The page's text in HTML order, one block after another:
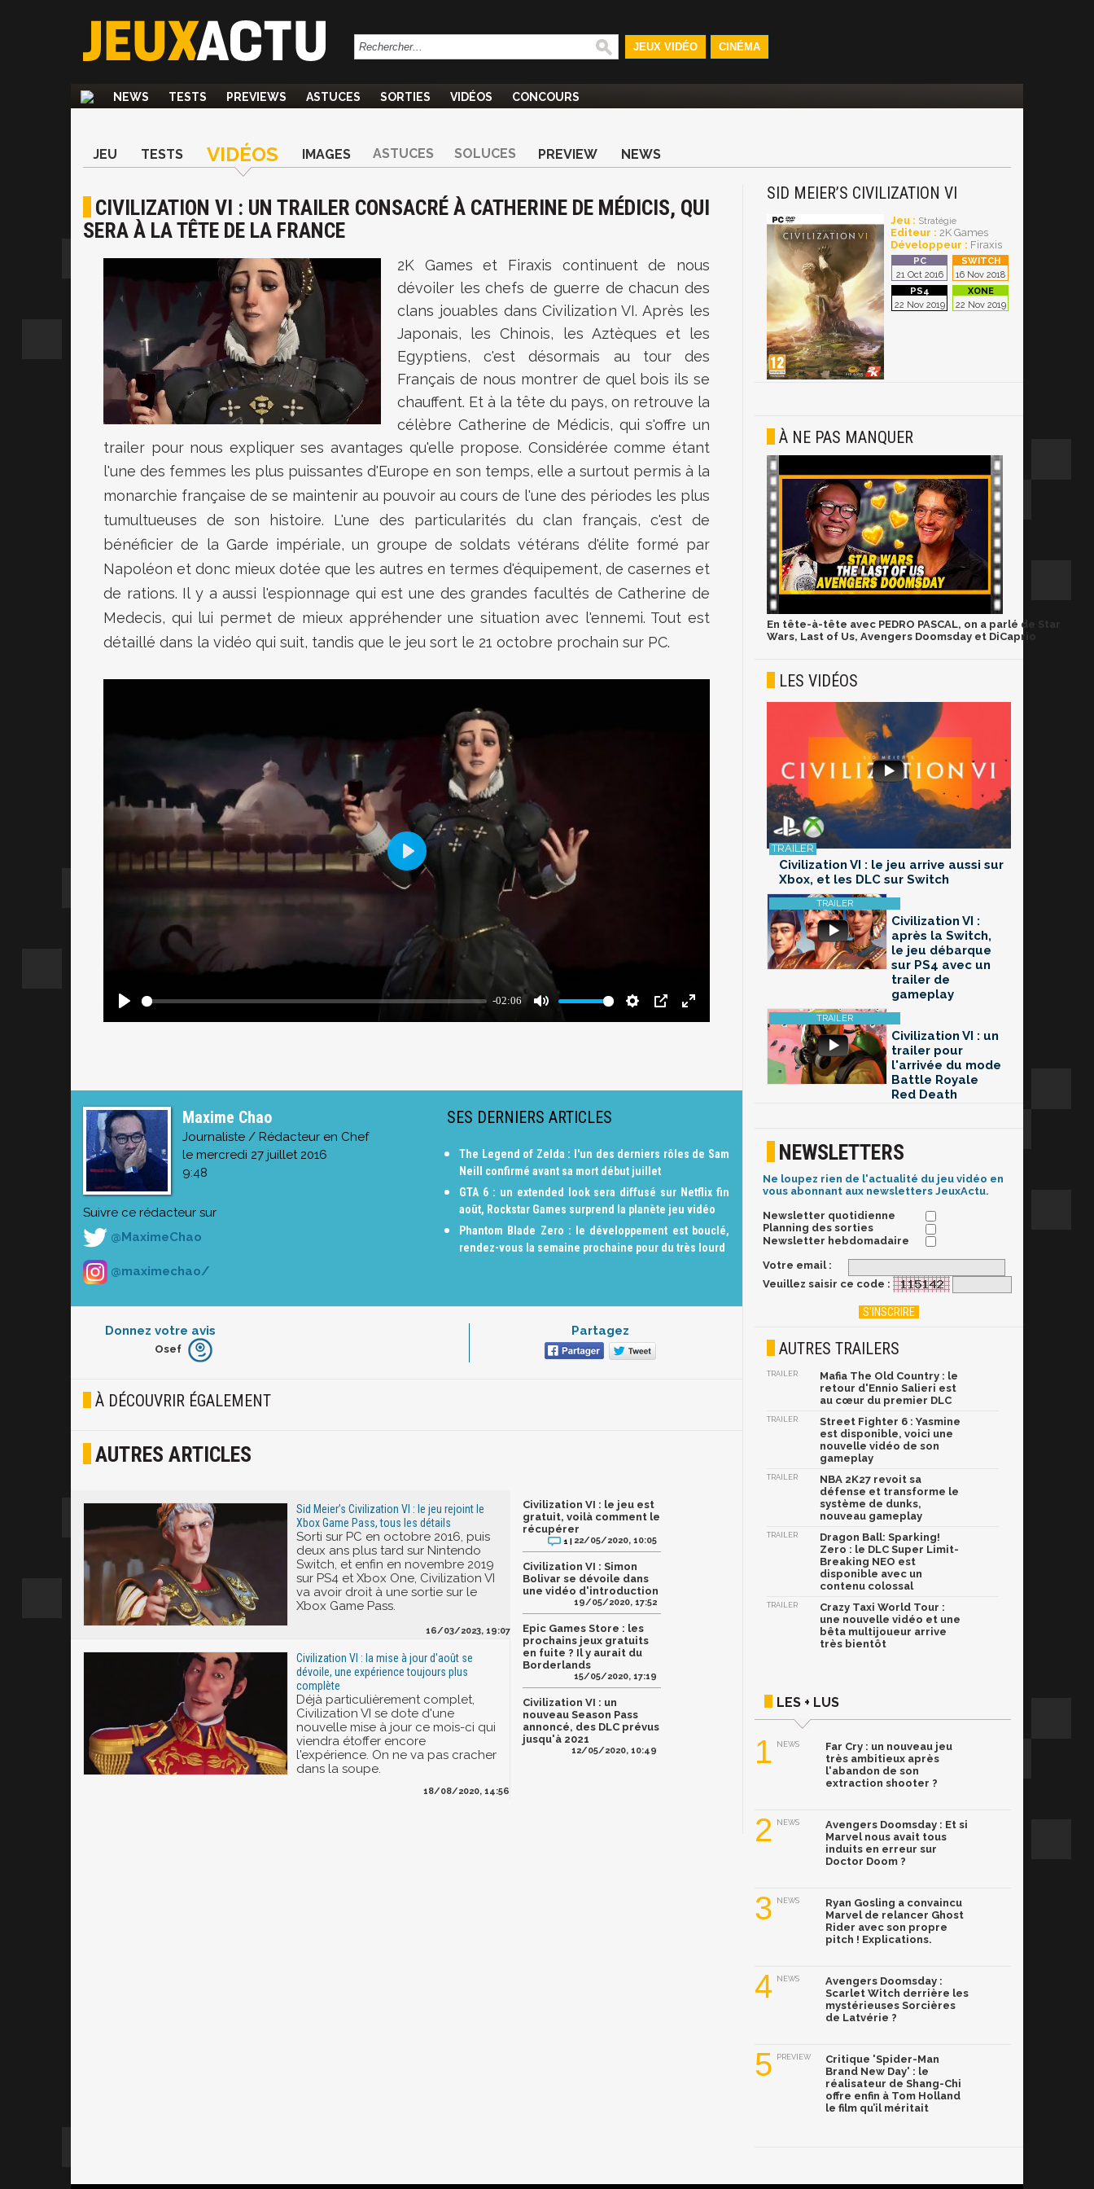
JEUX VIDÉO CINÉMA
NEWS TESTS PREVIEWS ASTUCES SORTIES VIDÉOS CONCOURS
JEU TESTS VIDÉOS IMAGES ASTUCES SOLUCES PREVIEW NEWS
CIVILIZATION VI : UN TRAILER CONSACRÉ À CATHERINE DE MÉDICIS, QUI
SERA À LA TÊTE DE LA FRANCE
2K Games et Firaxis continuent de nous
dévoiler les chefs de guerre de chacun des
clans jouables dans Civilization VI. Après les
Japonais, les Chinois, les Aztèques et les
Egyptiens, c'est désormais au tour des
Français de nous montrer de quel bois ils se
chauffent. Et à la tête du pays, on retrouve la
célèbre Catherine de Médicis, qui s'offre un
trailer pour nous expliquer ses avantages qu'elle propose. Considérée comme étant
l'une des femmes les plus puissantes d'Europe en son temps, elle a surtout permis à la
monarchie française de se maintenir au pouvoir au cours de l'une des périodes les plus
tumultueuses de son histoire. L'une des particularités du clan français, c'est de
bénéficier de la Garde impériale, un groupe de soldats vétérans d'élite formé par
Napoléon et donc mieux dotée que les autres en termes d'équipement, de casernes et
de rations. Il y a aussi l'espionnage qui est une des grandes facultés de Catherine de
Medecis, qui lui permet de mieux appréhender une situation avec l'ennemi. Tout est
détaillé dans la vidéo qui suit, tandis que le jeu sort le 21 octobre prochain sur PC.
Maxime Chao
Journaliste / Rédacteur en Chef
le mercredi 27 juillet 2016
9:48
Suivre ce rédacteur sur
@MaximeChao
@maximechao/
SES DERNIERS ARTICLES
The Legend of Zelda : l'un des derniers rôles de Sam
Neill confirmé avant sa mort début juillet
GTA 6 : un extended look sera diffusé sur Netflix fin
août, Rockstar Games surprend la planète jeu vidéo
Phantom Blade Zero : le développement est bouclé,
rendez-vous la semaine prochaine pour du très lourd
Donnez votre avis
Furieux
Joyeux
Osef
Partagez
À DÉCOUVRIR ÉGALEMENT
AUTRES ARTICLES
Sid Meier’s Civilization VI : le jeu rejoint le
Xbox Game Pass, tous les détails
Sorti sur PC en octobre 2016, puis
deux ans plus tard sur Nintendo
Switch, et enfin en novembre 2019
sur PS4 et Xbox One, Civilization VI
va avoir droit à une sortie sur le
Xbox Game Pass.
16/03/2023, 19:07
Civilization VI : la mise à jour d'août se
dévoile, une expérience toujours plus
complète
Déjà particulièrement complet,
Civilization VI se dote d'une
nouvelle mise à jour ce mois-ci qui
viendra étoffer encore
l'expérience. On ne va pas cracher
dans la soupe.
18/08/2020, 14:56
Civilization VI : le jeu est
gratuit, voilà comment le
récupérer
1 | 22/05/2020, 10:05
Civilization VI : Simon
Bolivar se dévoile dans
une vidéo d'introduction
19/05/2020, 17:52
Epic Games Store : les
prochains jeux gratuits
en fuite ? Il y aurait du
Borderlands
15/05/2020, 17:19
Civilization VI : un
nouveau Season Pass
annoncé, des DLC prévus
jusqu'à 2021
12/05/2020, 10:49
SID MEIER’S CIVILIZATION VI
Jeu : Stratégie
Editeur : 2K Games
Développeur : Firaxis
21 Oct 2016 16 Nov 2018
22 Nov 2019 22 Nov 2019
À NE PAS MANQUER
En tête-à-tête avec PEDRO PASCAL, on a parlé de Star
Wars, Last of Us, Avengers Doomsday et DiCaprio
LES VIDÉOS
Civilization VI : le jeu arrive aussi sur
Xbox, et les DLC sur Switch
Civilization VI :
après la Switch,
le jeu débarque
sur PS4 avec un
trailer de
gameplay
Civilization VI : un
trailer pour
l'arrivée du mode
Battle Royale
Red Death
NEWSLETTERS
Ne loupez rien de l'actualité du jeu vidéo en
vous abonnant aux newsletters JeuxActu.
Newsletter quotidienne
Planning des sorties
Newsletter hebdomadaire
Votre email :
Veuillez saisir ce code :
AUTRES TRAILERS
TRAILER
Mafia The Old Country : le
retour d'Ennio Salieri est
au cœur du premier DLC
TRAILER
Street Fighter 6 : Yasmine
est disponible, voici une
nouvelle vidéo de son
gameplay
TRAILER
NBA 2K27 revoit sa
défense et transforme le
système de dunks,
nouveau gameplay
TRAILER
Dragon Ball: Sparking!
Zero : le DLC Super Limit-
Breaking NEO est
disponible avec un
contenu colossal
TRAILER
Crazy Taxi World Tour :
une nouvelle vidéo et une
bêta multijoueur arrive
très bientôt
LES + LUS
1 NEWS
Far Cry : un nouveau jeu
très ambitieux après
l'abandon de son
extraction shooter ?
2 NEWS
Avengers Doomsday : Et si
Marvel nous avait tous
induits en erreur sur
Doctor Doom ?
3 NEWS
Ryan Gosling a convaincu
Marvel de relancer Ghost
Rider avec son propre
pitch ! Explications.
4 NEWS
Avengers Doomsday :
Scarlet Witch derrière les
mystérieuses Sorcières
de Latvérie ?
5 PREVIEW
Critique 'Spider-Man
Brand New Day' : le
réalisateur de Shang-Chi
offre enfin à Tom Holland
le film qu’il méritait